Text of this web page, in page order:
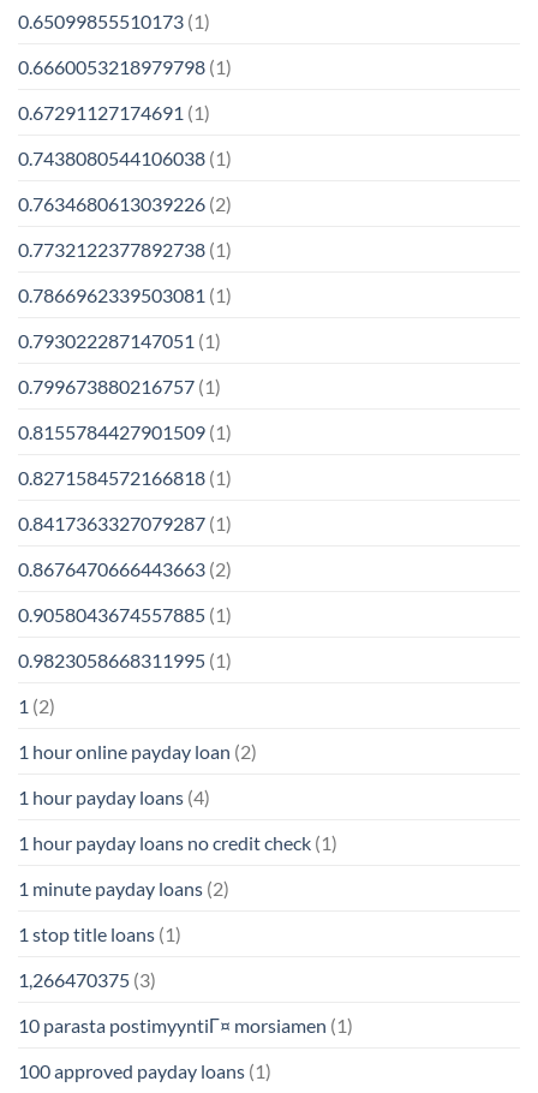
0.65099855510173 (1)
0.6660053218979798 (1)
0.67291127174691 (1)
0.7438080544106038 (1)
0.7634680613039226 (2)
0.7732122377892738 (1)
0.7866962339503081 (1)
0.793022287147051 (1)
0.799673880216757 (1)
0.8155784427901509 (1)
0.8271584572166818 (1)
0.8417363327079287 (1)
0.8676470666443663 (2)
0.9058043674557885 (1)
0.9823058668311995 (1)
1 (2)
1 hour online payday loan (2)
1 hour payday loans (4)
1 hour payday loans no credit check (1)
1 minute payday loans (2)
1 stop title loans (1)
1,266470375 (3)
10 parasta postimyyntiГ¤ morsiamen (1)
100 approved payday loans (1)